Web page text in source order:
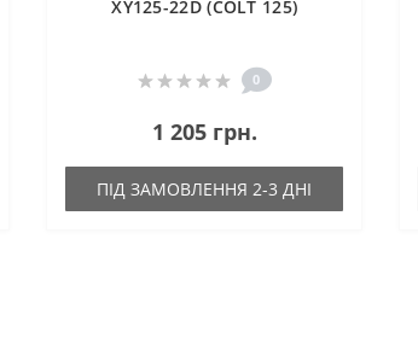
XY125-22D (COLT 125)
0
1 205 грн.
ПІД ЗАМОВЛЕННЯ 2-3 ДНІ